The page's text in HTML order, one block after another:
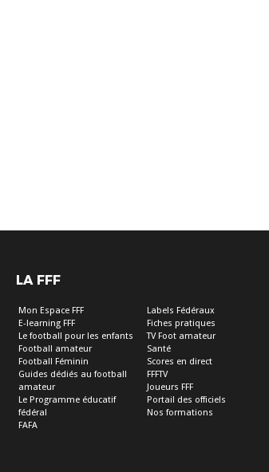
LA FFF
Mon Espace FFF
E-learning FFF
Le football pour les enfants
Football amateur
Football Féminin
Guides dédiés au football
amateur
Le Programme éducatif
fédéral
FAFA
Labels Fédéraux
Fiches pratiques
TV Foot amateur
Santé
Scores en direct
FFFTV
Joueurs FFF
Portail des officiels
Nos formations